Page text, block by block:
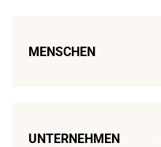
MENSCHEN
UNTERNEHMEN